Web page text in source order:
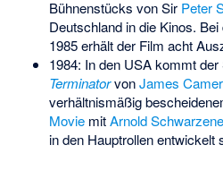
Bühnenstücks von Sir Peter
Deutschland in die Kinos.
1985 erhält der Film acht
1984: In den USA kommt
TerminatorvonJames
verhältnismäßig
MoviemitArnold
in den Hauptrollen entwickelt